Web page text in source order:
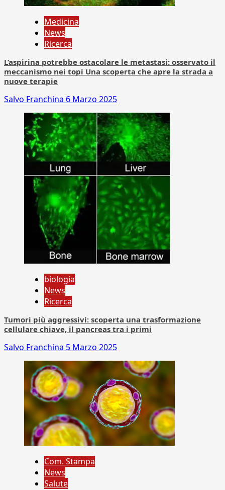
Medicina
News
Ricerca
L’aspirina potrebbe ostacolare le metastasi: osservato il
meccanismo nei topi Una scoperta che apre la strada a
nuove terapie
Salvo Franchina 6 Marzo 2025
biologia
News
Ricerca
Tumori più aggressivi: scoperta una trasformazione
cellulare chiave, il pancreas tra i primi
Salvo Franchina 5 Marzo 2025
Com. Stampa
News
Salute